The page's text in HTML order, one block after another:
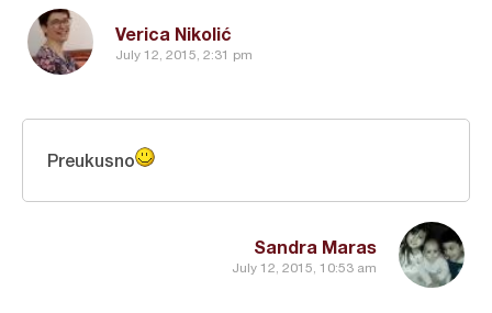
Verica Nikolić
July 12, 2015, 2:31 pm
Sandra Maras
July 12, 2015, 10:53 am
Preukusno